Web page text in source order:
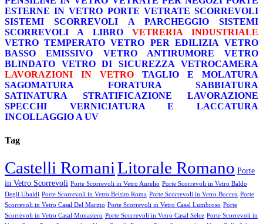
ESTERNE IN VETRO PORTE VETRATE SCORREVOLI
SISTEMI SCORREVOLI A PARCHEGGIO
SISTEMI
SCORREVOLI A LIBRO
VETRERIA INDUSTRIALE
VETRO TEMPERATO VETRO PER EDILIZIA VETRO
BASSO EMISSIVO
VETRO ANTIRUMORE
VETRO
BLINDATO
VETRO DI SICUREZZA
VETROCAMERA
LAVORAZIONI IN VETRO
TAGLIO E MOLATURA
SAGOMATURA
FORATURA
SABBIATURA
SATINATURA
STRATIFICAZIONE
LAVORAZIONE
SPECCHI
VERNICIATURA E LACCATURA
INCOLLAGGIO A UV
Tag
Castelli RomaniLitorale Romano Porte
in Vetro Scorrevoli Porte Scorrevoli in Vetro Aurelio Porte Scorrevoli in Vetro Baldo
Degli Ubaldi Porte Scorrevoli in Vetro Belsito Roma Porte Scorrevoli in Vetro Boccea Porte
Scorrevoli in Vetro Casal Del Marmo Porte Scorrevoli in Vetro Casal Lumbroso Porte
Scorrevoli in Vetro Casal Monastero Porte Scorrevoli in Vetro Casal Selce Porte Scorrevoli in